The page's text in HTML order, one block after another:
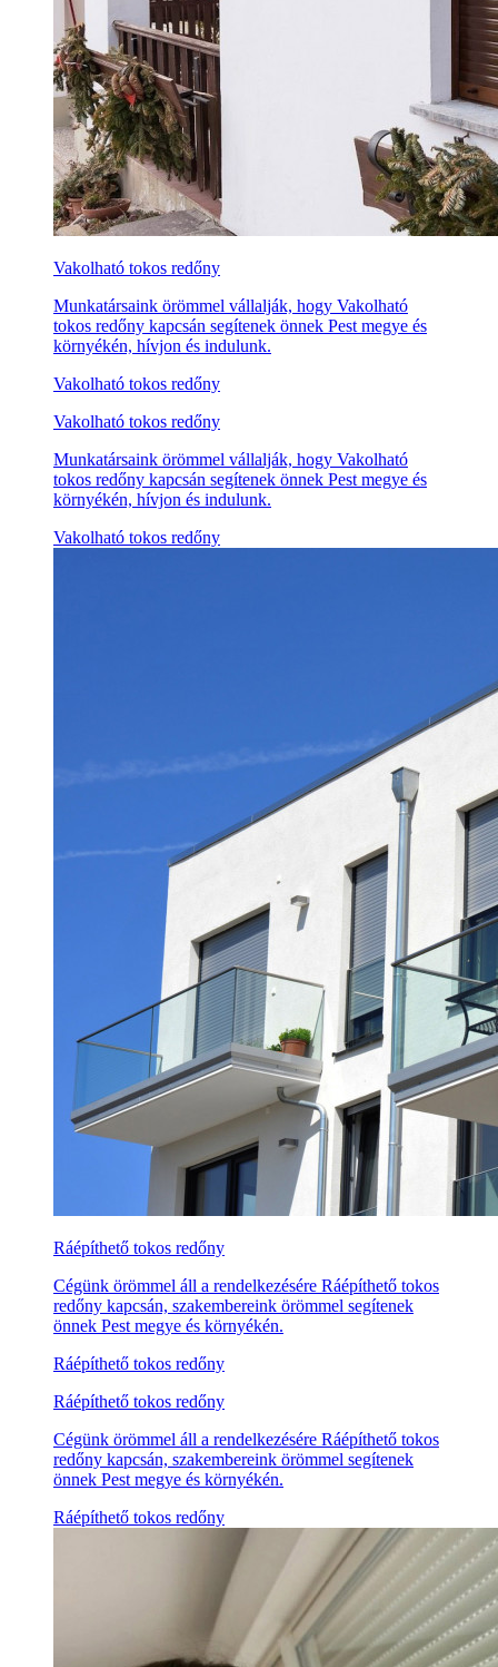
Vakolható tokos redőny
Munkatársaink örömmel vállalják, hogy Vakolható
tokos redőny kapcsán segítenek önnek Pest megye és
környékén, hívjon és indulunk.
Vakolható tokos redőny
Vakolható tokos redőny
Munkatársaink örömmel vállalják, hogy Vakolható
tokos redőny kapcsán segítenek önnek Pest megye és
környékén, hívjon és indulunk.
Vakolható tokos redőny
Ráépíthető tokos redőny
Cégünk örömmel áll a rendelkezésére Ráépíthető tokos
redőny kapcsán, szakembereink örömmel segítenek
önnek Pest megye és környékén.
Ráépíthető tokos redőny
Ráépíthető tokos redőny
Cégünk örömmel áll a rendelkezésére Ráépíthető tokos
redőny kapcsán, szakembereink örömmel segítenek
önnek Pest megye és környékén.
Ráépíthető tokos redőny